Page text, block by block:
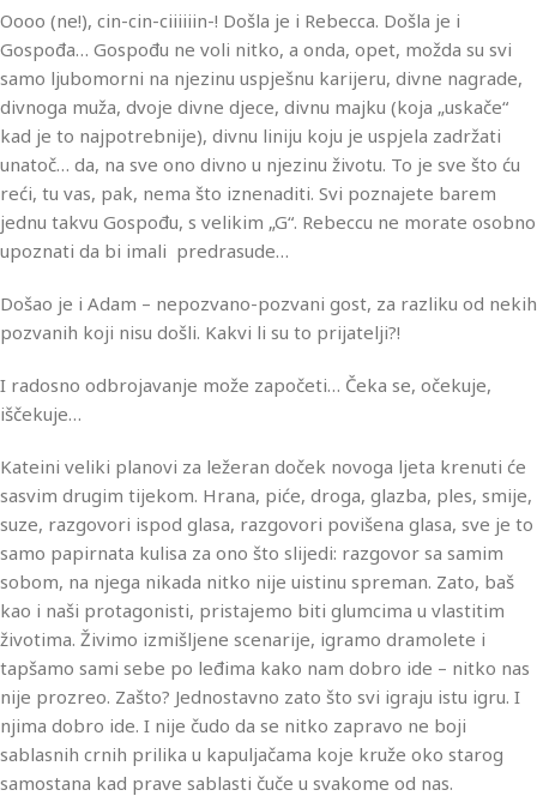
Oooo (ne!), cin-cin-ciiiiiin-! Došla je i Rebecca. Došla je i
Gospođa… Gospođu ne voli nitko, a onda, opet, možda su svi
samo ljubomorni na njezinu uspješnu karijeru, divne nagrade,
divnoga muža, dvoje divne djece, divnu majku (koja „uskače“
kad je to najpotrebnije), divnu liniju koju je uspjela zadržati
unatoč… da, na sve ono divno u njezinu životu. To je sve što ću
reći, tu vas, pak, nema što iznenaditi. Svi poznajete barem
jednu takvu Gospođu, s velikim „G“. Rebeccu ne morate osobno
upoznati da bi imali predrasude…
Došao je i Adam – nepozvano-pozvani gost, za razliku od nekih
pozvanih koji nisu došli. Kakvi li su to prijatelji?!
I radosno odbrojavanje može započeti… Čeka se, očekuje,
iščekuje…
Kateini veliki planovi za ležeran doček novoga ljeta krenuti će
sasvim drugim tijekom. Hrana, piće, droga, glazba, ples, smije,
suze, razgovori ispod glasa, razgovori povišena glasa, sve je to
samo papirnata kulisa za ono što slijedi: razgovor sa samim
sobom, na njega nikada nitko nije uistinu spreman. Zato, baš
kao i naši protagonisti, pristajemo biti glumcima u vlastitim
životima. Živimo izmišljene scenarije, igramo dramolete i
tapšamo sami sebe po leđima kako nam dobro ide – nitko nas
nije prozreo. Zašto? Jednostavno zato što svi igraju istu igru. I
njima dobro ide. I nije čudo da se nitko zapravo ne boji
sablasnih crnih prilika u kapuljačama koje kruže oko starog
samostana kad prave sablasti čuče u svakome od nas.